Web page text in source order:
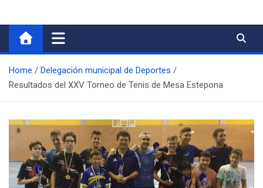
Home
Delegación municipal de Deportes
Resultados del XXV Torneo de Tenis de Mesa Estepona